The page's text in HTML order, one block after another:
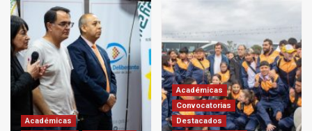
Académicas
Académicas
Convocatorias
Destacados